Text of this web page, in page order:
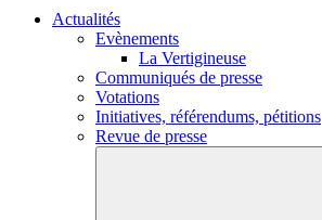
Actualités
Evènements
La Vertigineuse
Communiqués de presse
Votations
Initiatives, référendums, pétitions
Revue de presse